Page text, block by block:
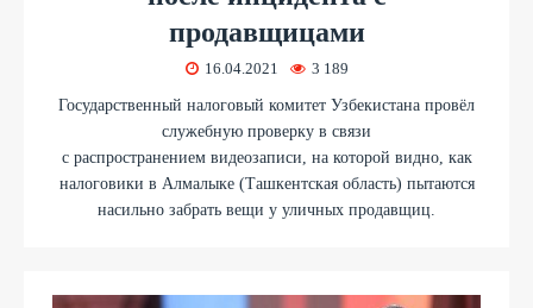
продавщицами
16.04.2021 3 189
Государственный налоговый комитет Узбекистана провёл
служебную проверку в связи
с распространением видеозаписи, на которой видно, как
налоговики в Алмалыке (Ташкентская область) пытаются
насильно забрать вещи у уличных продавщиц.